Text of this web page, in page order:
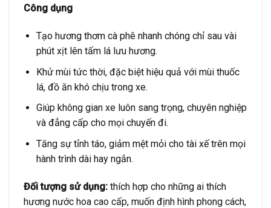
Công dụng
Tạo hương thơm cà phê nhanh chóng chỉ sau vài
phút xịt lên tấm lá lưu hương.
Khử mùi tức thời, đặc biệt hiệu quả với mùi thuốc
lá, đồ ăn khó chịu trong xe.
Giúp không gian xe luôn sang trọng, chuyên nghiệp
và đẳng cấp cho mọi chuyến đi.
Tăng sự tỉnh táo, giảm mệt mỏi cho tài xế trên mọi
hành trình dài hay ngắn.
Đối tượng sử dụng: thích hợp cho những ai thích
hương nước hoa cao cấp, muốn định hình phong cách,